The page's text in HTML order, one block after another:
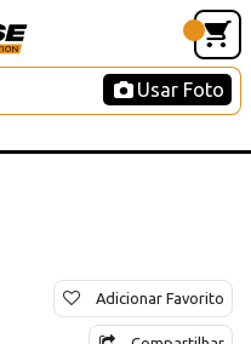
Usar Foto
Adicionar Favorito